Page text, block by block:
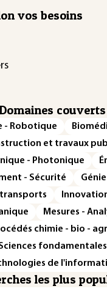
vos besoins
Domaines couverts
- Robotique
et travaux
- Photonique
- Sécurité
transports
Mesures -
chimie - bio -
fondamentales
de
les plus